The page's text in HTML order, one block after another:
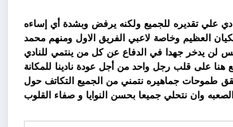
علي تقديره للجميع ولكنه يرفض وبشدة أي إساءه
العظيم وخاصة لاعبي الفريق الاول ومنهم محمد
لن يدخر جهدا في الدفاع عن كل من ينتمي للنادي
هنا على قلب رجل واحد من أجل عودة نادينا للمكانة
طموحات جماهيره نتمني من الجميع التكاتف حول
وان نتحلي جميعا بحسن النوايا و صفاء القلوب